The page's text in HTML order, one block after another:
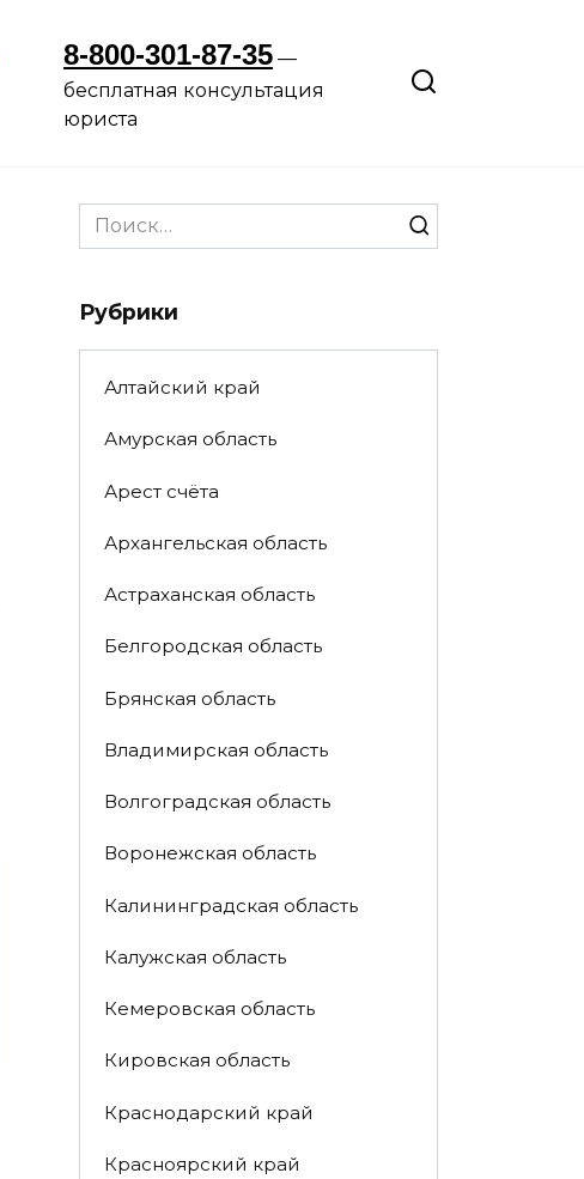
8-800-301-87-35 —
бесплатная консультация
юриста
Search
for:
Рубрики
Алтайский край
Амурская область
Арест счёта
Архангельская область
Астраханская область
Белгородская область
Брянская область
Владимирская область
Волгоградская область
Воронежская область
Калининградская область
Калужская область
Кемеровская область
Кировская область
Краснодарский край
Красноярский край